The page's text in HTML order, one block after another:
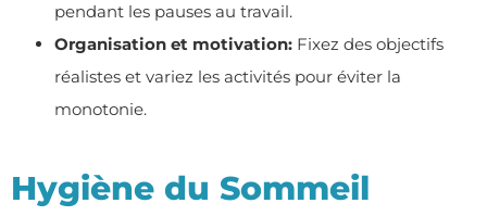
pendant les pauses au travail.
Organisation et motivation: Fixez des objectifs
réalistes et variez les activités pour éviter la
monotonie.
Hygiène du Sommeil